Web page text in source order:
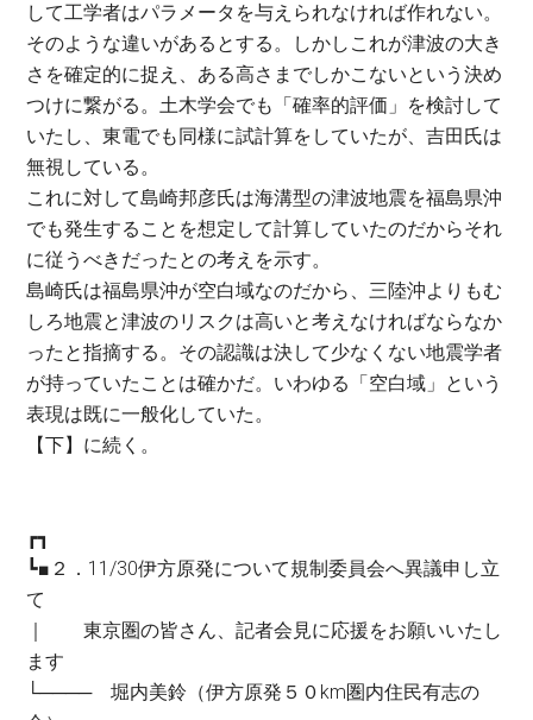
して工学者はパラメータを与えられなければ作れない。
そのような違いがあるとする。しかしこれが津波の大き
さを確定的に捉え、ある高さまでしかこないという決め
つけに繋がる。土木学会でも「確率的評価」を検討して
いたし、東電でも同様に試計算をしていたが、吉田氏は
無視している。
これに対して島崎邦彦氏は海溝型の津波地震を福島県沖
でも発生することを想定して計算していたのだからそれ
に従うべきだったとの考えを示す。
島崎氏は福島県沖が空白域なのだから、三陸沖よりもむ
しろ地震と津波のリスクは高いと考えなければならなか
ったと指摘する。その認識は決して少なくない地震学者
が持っていたことは確かだ。いわゆる「空白域」という
表現は既に一般化していた。
【下】に続く。
┏┓
┗■２．11/30伊方原発について規制委員会へ異議申し立
て
｜ 東京圏の皆さん、記者会見に応援をお願いいたし
ます
└──── 堀内美鈴（伊方原発５０km圏内住民有志の